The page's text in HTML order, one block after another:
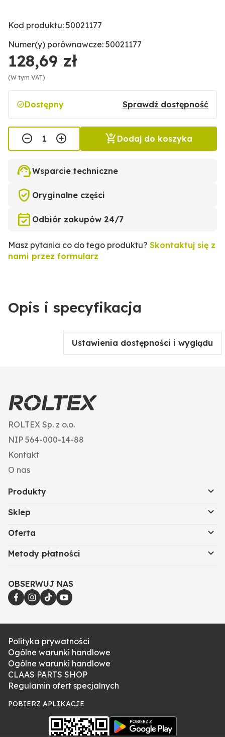
Kod produktu: 50021177
Numer(y) porównawcze: 50021177
128,69 zł
(W tym VAT)
Dostępny Sprawdź dostępność
Dodaj do koszyka
Wsparcie techniczne
Oryginalne części
Odbiór zakupów 24/7
Masz pytania co do tego produktu? Skontaktuj się z
nami przez formularz
Opis i specyfikacja
Ustawienia dostępności i wyglądu
ROLTEX Sp. z o.o.
NIP 564-000-14-88
Kontakt
O nas
Produkty
Sklep
Oferta
Metody płatności
OBSERWUJ NAS
Polityka prywatności
Ogólne warunki handlowe
Ogólne warunki handlowe
CLAAS PARTS SHOP
Regulamin ofert specjalnych
POBIERZ APLIKACJE